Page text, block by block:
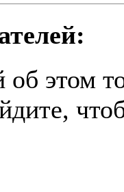
этом